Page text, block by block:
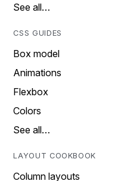
See all…
CSS GUIDES
Box model
Animations
Flexbox
Colors
See all…
LAYOUT COOKBOOK
Column layouts